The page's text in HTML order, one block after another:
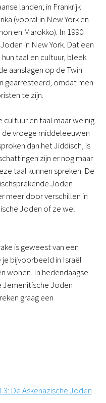
landen; in Frankrijk
(vooral in New York en
en Marokko). In 1990
in New York. Dat een
taal en cultuur, bleek
aanslagen op de Twin
gearresteerd, omdat men
te zijn.
cultuur en taal maar weinig
vroege middeleeuwen
dan het Jiddisch, is
zijn er nog maar
taal kunnen spreken. De
Joden
meer door verschillen in
Joden of ze wel
is geweest van een
bijvoorbeeld in Israël
wonen. In hedendaagse
Joden
graag een
De Askenazische Joden